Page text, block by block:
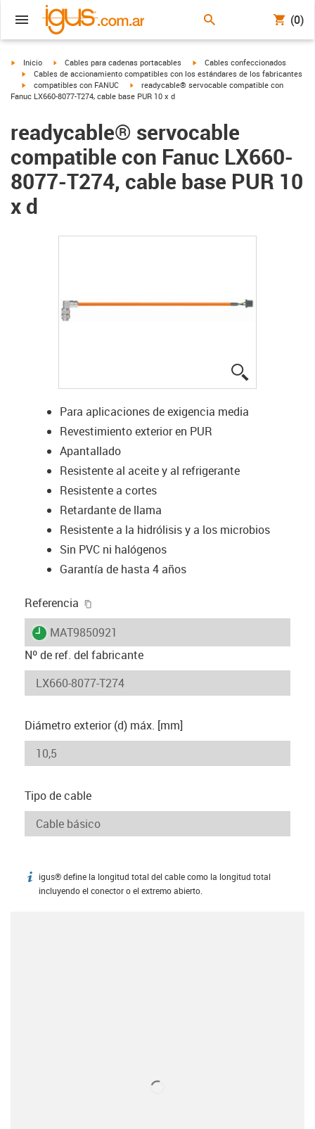
(0)
igus-icon-arrow-right
Inicio igus-icon-arrow-right
Cables para cadenas portacables igus-icon-arrow-right
Cables confeccionados
igus-icon-arrow-right
Cables de accionamiento compatibles con los estándares de los fabricantes
igus-icon-arrow-right
compatibles con FANUC igus-icon-arrow-right
readycable® servocable compatible con
Fanuc LX660-8077-T274, cable base PUR 10 x d
readycable® servocable
compatible con Fanuc LX660-
8077-T274, cable base PUR 10
x d
Para aplicaciones de exigencia media
Revestimiento exterior en PUR
Apantallado
Resistente al aceite y al refrigerante
Resistente a cortes
Retardante de llama
Resistente a la hidrólisis y a los microbios
Sin PVC ni halógenos
Garantía de hasta 4 años
Referencia
igus-icon-lieferzeit
MAT9850921
Nº de ref. del fabricante
Diámetro exterior (d) máx. [mm]
Tipo de cable
igus-icon-info
igus® define la longitud total del cable como la longitud total
incluyendo el conector o el extremo abierto.